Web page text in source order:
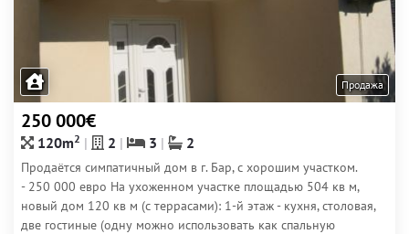
Продажа
250 000€
120m2 2 3 2
Продаётся симпатичный дом в г. Бар, с хорошим участком.
- 250 000 евро На ухоженном участке площадью 504 кв м,
новый дом 120 кв м (с террасами): 1-й этаж - кухня, столовая,
две гостиные (одну можно использовать как спальную